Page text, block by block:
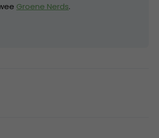
Groene Nerds.